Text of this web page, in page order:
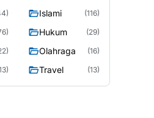
Islami (116)
Hukum (29)
Olahraga (16)
Travel (13)